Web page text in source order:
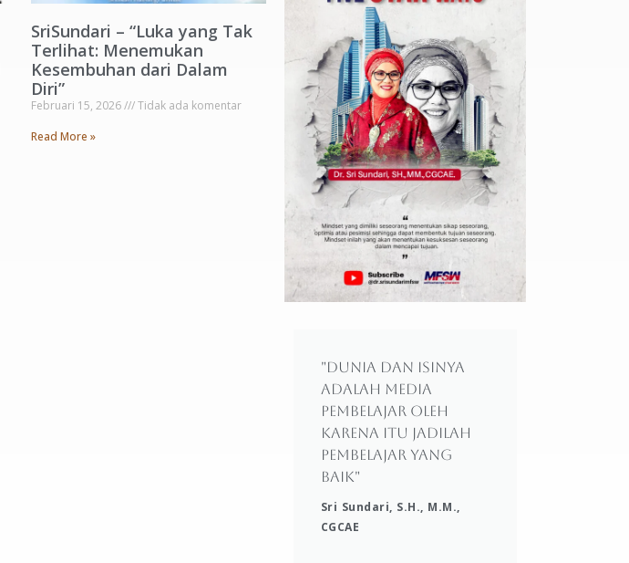
SriSundari – “Luka yang Tak
Terlihat: Menemukan
Kesembuhan dari Dalam
Diri”
Februari 15, 2026
Tidak ada komentar
Read More »
"Dunia dan isinya
adalah media
pembelajar oleh
karena itu jadilah
pembelajar yang
baik"
Sri Sundari, S.H., M.M.,
CGCAE